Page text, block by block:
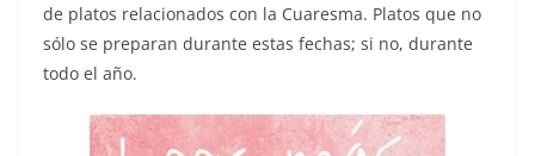
de platos relacionados con la Cuaresma. Platos que no
sólo se preparan durante estas fechas; si no, durante
todo el año.